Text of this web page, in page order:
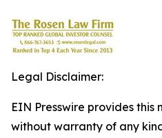
Legal Disclaimer:
EIN Presswire provides this
without warranty of any